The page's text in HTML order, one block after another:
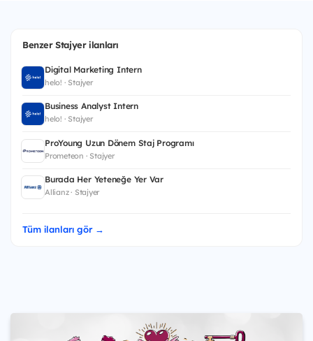
Benzer Stajyer ilanları
Digital Marketing Intern
helo! · Stajyer
Business Analyst Intern
helo! · Stajyer
ProYoung Uzun Dönem Staj Programı
Prometeon · Stajyer
Burada Her Yeteneğe Yer Var
Allianz · Stajyer
Tüm ilanları gör →